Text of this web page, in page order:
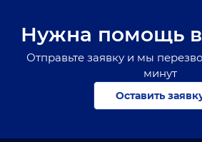
Нужна помощь
Отправьте заявку и мы
минут
Оставить